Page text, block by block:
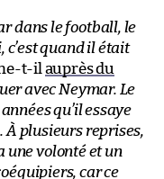
dans le football, le
c’est quand il était
t-il auprès du
avec Neymar. Le
qu’il essaye
À plusieurs reprises,
une volonté et un
car ce